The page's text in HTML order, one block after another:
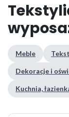
Meble
Dekoracje i
Kuchnia,